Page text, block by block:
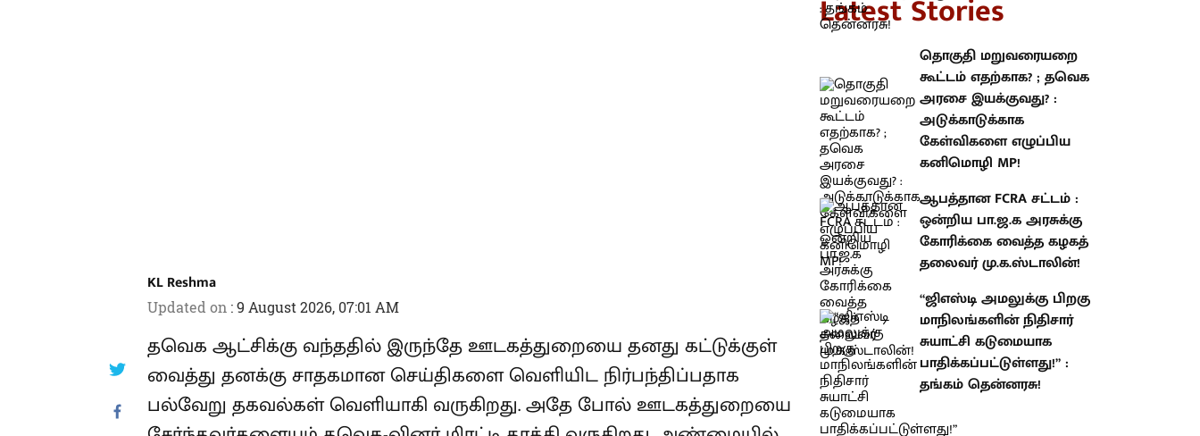
Updated on
தவெக ஆட்சிக்கு வந்ததில் இருந்தே ஊடகத்துறையை தனது
கட்டுக்குள் வைத்து தனக்கு சாதகமான செய்திகளை வெளியிட
நிர்பந்திப்பதாக பல்வேறு தகவல்கள் வெளியாகி வருகிறது. அதே
போல் ஊடகத்துறையை சேர்ந்தவர்களையும் தவெக-வினர் மிரட்டி
தொகுதி மறுவரையறை கூட்டம்
எதற்காக? ; தவெக அரசை
இயக்குவது? : அடுக்காடுக்காக
கேள்விகளை எழுப்பிய கனிமொழி
MP!
ஆபத்தான FCRA சட்டம் : ஒன்றிய
பா.ஜ.க அரசுக்கு கோரிக்கை
வைத்த கழகத் தலைவர்
மு.க.ஸ்டாலின்!
“ஜிஎஸ்டி அமலுக்கு பிறகு
மாநிலங்களின் நிதிசார் சுயாட்சி
கடுமையாக பாதிக்கப்பட்டுள்ளது!” :
தங்கம் தென்னரசு!